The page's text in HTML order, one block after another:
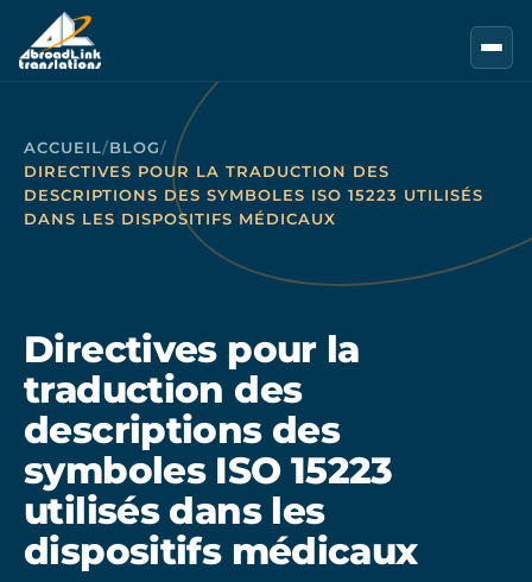
Aller au contenu principal
ACCUEIL/BLOG/
DIRECTIVES POUR LA TRADUCTION DES
DESCRIPTIONS DES SYMBOLES ISO 15223 UTILISÉS
DANS LES DISPOSITIFS MÉDICAUX
Directives pour la
traduction des
descriptions des
symboles ISO 15223
utilisés dans les
dispositifs médicaux